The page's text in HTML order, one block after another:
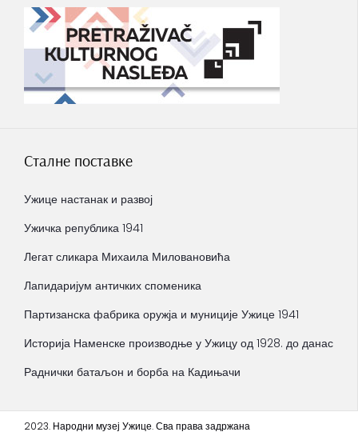
Сталне поставке
Ужице настанак и развој
Ужичка република 1941
Легат сликара Михаила Миловановића
Лапидаријум античких споменика
Партизанска фабрика оружја и муниције Ужице 1941
Историја Наменске производње у Ужицу од 1928. до данас
Раднички батаљон и борба на Кадињачи
2023. Народни музеј Ужице. Сва права задржана